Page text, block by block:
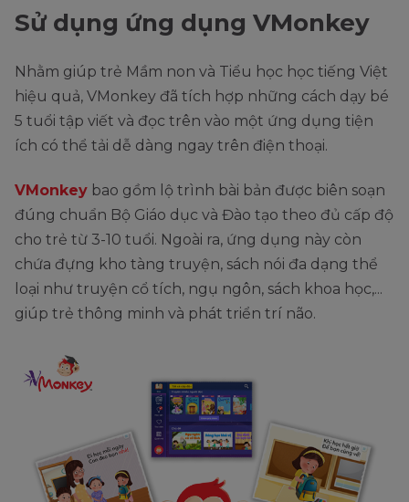
Sử dụng ứng dụng VMonkey
Nhằm giúp trẻ Mầm non và Tiểu học học tiếng Việt
hiệu quả, VMonkey đã tích hợp những cách dạy bé
5 tuổi tập viết và đọc trên vào một ứng dụng tiện
ích có thể tải dễ dàng ngay trên điện thoại.
VMonkey bao gồm lộ trình bài bản được biên soạn
đúng chuẩn Bộ Giáo dục và Đào tạo theo đủ cấp độ
cho trẻ từ 3-10 tuổi. Ngoài ra, ứng dụng này còn
chứa đựng kho tàng truyện, sách nói đa dạng thể
loại như truyện cổ tích, ngụ ngôn, sách khoa học,...
giúp trẻ thông minh và phát triển trí não.